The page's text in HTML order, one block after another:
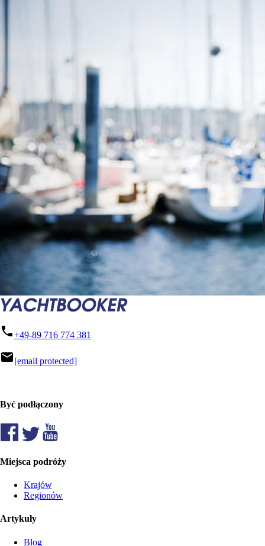
phone+49-89 716 774 381
mail[email protected]
Być podłączony
Miejsca podróży
Krajów
Regionów
Artykuły
Blog